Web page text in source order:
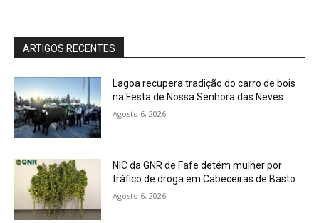
ARTIGOS RECENTES
Lagoa recupera tradição do carro de bois
na Festa de Nossa Senhora das Neves
Agosto 6, 2026
NIC da GNR de Fafe detém mulher por
tráfico de droga em Cabeceiras de Basto
Agosto 6, 2026